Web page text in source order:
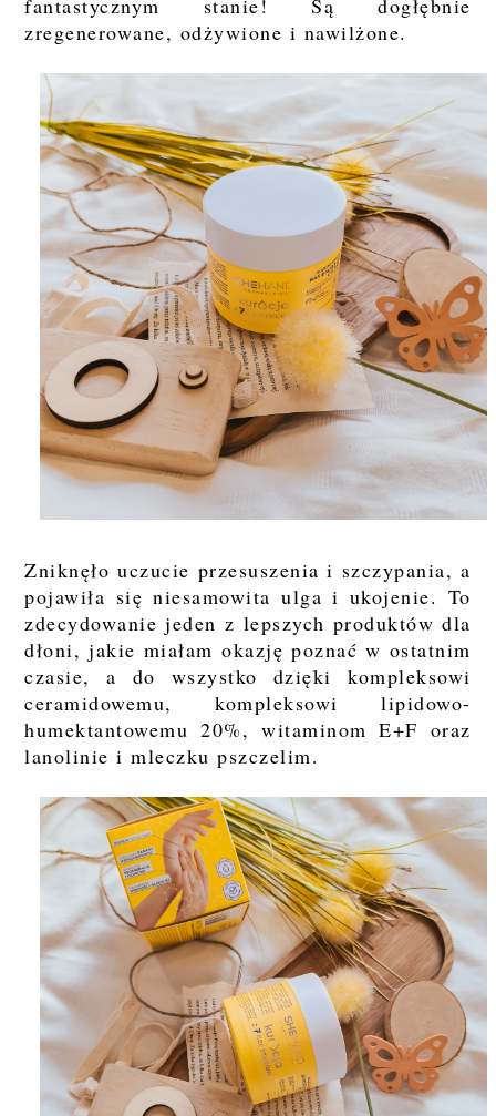
fantastycznym stanie! Są dogłębnie
zregenerowane, odżywione i nawilżone.
Zniknęło uczucie przesuszenia i szczypania, a
pojawiła się niesamowita ulga i ukojenie. To
zdecydowanie jeden z lepszych produktów dla
dłoni, jakie miałam okazję poznać w ostatnim
czasie, a do wszystko dzięki kompleksowi
ceramidowemu, kompleksowi lipidowo-
humektantowemu 20%, witaminom E+F oraz
lanolinie i mleczku pszczelim.